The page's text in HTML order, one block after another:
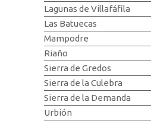
Lagunas de Villafáfila
Las Batuecas
Mampodre
Riaño
Sierra de Gredos
Sierra de la Culebra
Sierra de la Demanda
Urbión